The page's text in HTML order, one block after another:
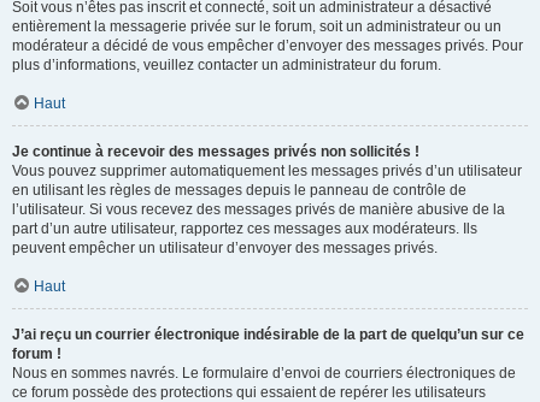
Soit vous n’êtes pas inscrit et connecté, soit un administrateur a désactivé
entièrement la messagerie privée sur le forum, soit un administrateur ou un
modérateur a décidé de vous empêcher d’envoyer des messages privés. Pour
plus d’informations, veuillez contacter un administrateur du forum.
Haut
Je continue à recevoir des messages privés non sollicités !
Vous pouvez supprimer automatiquement les messages privés d’un utilisateur
en utilisant les règles de messages depuis le panneau de contrôle de
l’utilisateur. Si vous recevez des messages privés de manière abusive de la
part d’un autre utilisateur, rapportez ces messages aux modérateurs. Ils
peuvent empêcher un utilisateur d’envoyer des messages privés.
Haut
J’ai reçu un courrier électronique indésirable de la part de quelqu’un sur ce
forum !
Nous en sommes navrés. Le formulaire d’envoi de courriers électroniques de
ce forum possède des protections qui essaient de repérer les utilisateurs